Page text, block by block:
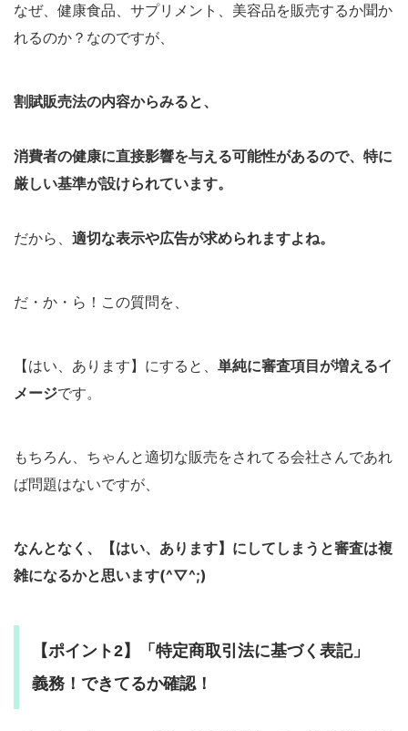
なぜ、健康食品、サプリメント、美容品を販売するか聞か
れるのか？なのですが、
割賦販売法の内容からみると、
消費者の健康に直接影響を与える可能性があるので、特に
厳しい基準が設けられています。
だから、 適切な表示や広告が求められますよね。
だ・か・ら！この質問を、
【はい、あります】にすると、 単純に審査項目が増えるイ
メージです。
もちろん、ちゃんと適切な販売をされてる会社さんであれ
ば問題はないですが、
なんとなく、【はい、あります】にしてしまうと審査は複
雑になるかと思います(^▽^;)
【ポイント2】「特定商取引法に基づく表記」
義務！できてるか確認！